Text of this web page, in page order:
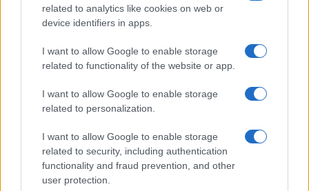
related to analytics like cookies on web or
device identifiers in apps.
I want to allow Google to enable storage
related to functionality of the website or app.
I want to allow Google to enable storage
related to personalization.
I want to allow Google to enable storage
related to security, including authentication
functionality and fraud prevention, and other
user protection.